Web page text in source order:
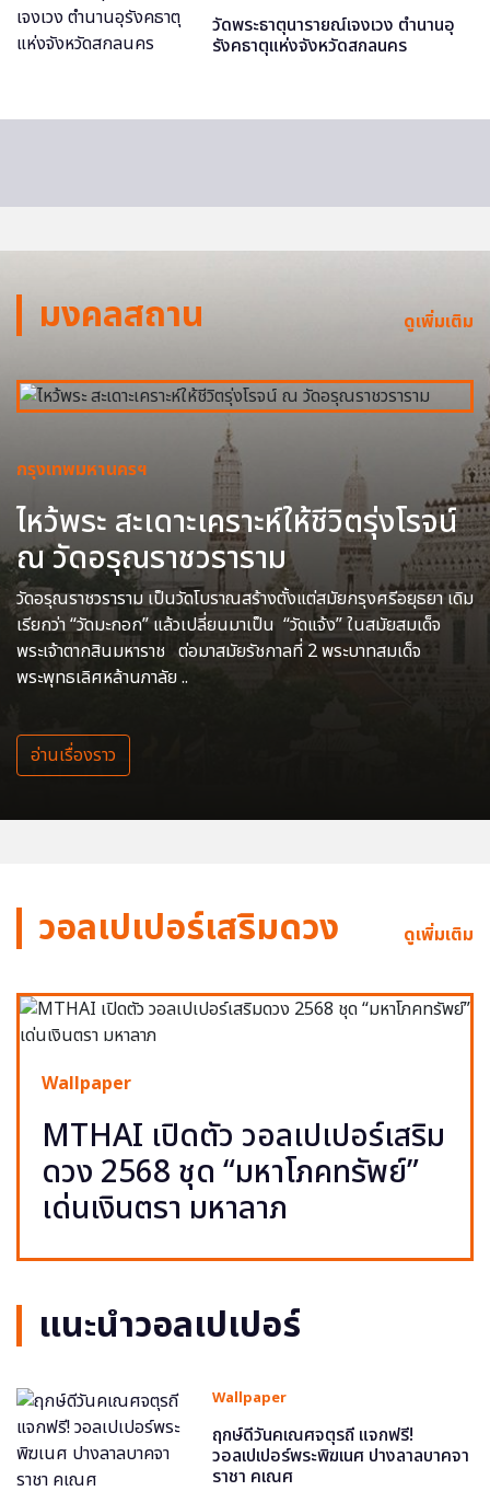
วัดพระธาตุนารายณ์เจงเวง ตำนานอุ
รังคธาตุแห่งจังหวัดสกลนคร
มงคลสถาน ดูเพิ่มเติม
กรุงเทพมหานครฯ
ไหว้พระ สะเดาะเคราะห์ให้ชีวิตรุ่งโรจน์
ณ วัดอรุณราชวราราม
วัดอรุณราชวราราม เป็นวัดโบราณสร้างตั้งแต่สมัยกรุงศรีอยุธยา เดิม
เรียกว่า “วัดมะกอก” แล้วเปลี่ยนมาเป็น “วัดแจ้ง” ในสมัยสมเด็จ
พระเจ้าตากสินมหาราช ต่อมาสมัยรัชกาลที่ 2 พระบาทสมเด็จ
พระพุทธเลิศหล้านภาลัย ..
อ่านเรื่องราว
วอลเปเปอร์เสริมดวง ดูเพิ่มเติม
Wallpaper
MTHAI เปิดตัว วอลเปเปอร์เสริม
ดวง 2568 ชุด “มหาโภคทรัพย์”
เด่นเงินตรา มหาลาภ
แนะนำวอลเปเปอร์
Wallpaper
ฤกษ์ดีวันคเณศจตุรถี แจกฟรี!
วอลเปเปอร์พระพิฆเนศ ปางลาลบาคจา
ราชา คเณศ